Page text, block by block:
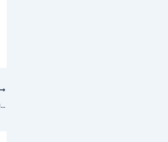
การออกแบบการวิจัยเชิงประเมิน (Evaluative Research Design)